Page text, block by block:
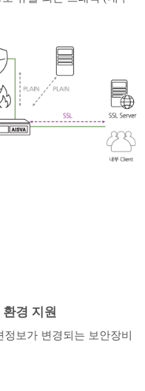
경 지원
보가 변경되는 보안장비